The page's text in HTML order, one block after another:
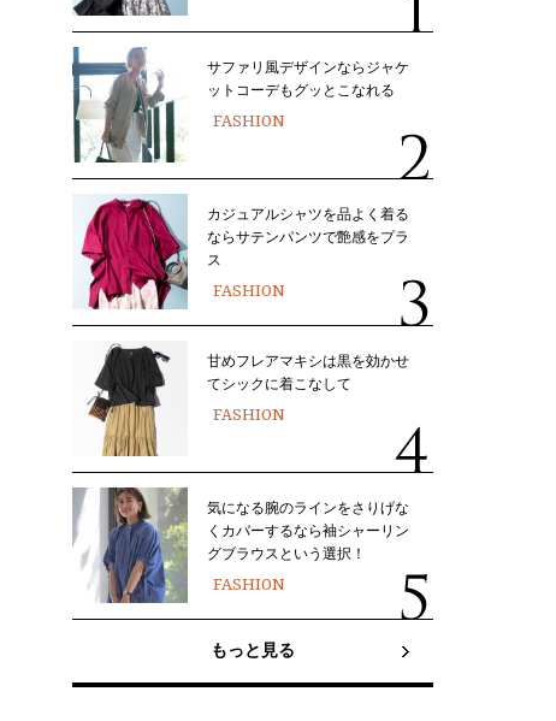
サファリ風デザインならジャケ
ットコーデもグッとこなれる
FASHION
カジュアルシャツを品よく着る
ならサテンパンツで艶感をプラ
ス
FASHION
甘めフレアマキシは黒を効かせ
てシックに着こなして
FASHION
気になる腕のラインをさりげな
くカバーするなら袖シャーリン
グブラウスという選択！
FASHION
もっと見る